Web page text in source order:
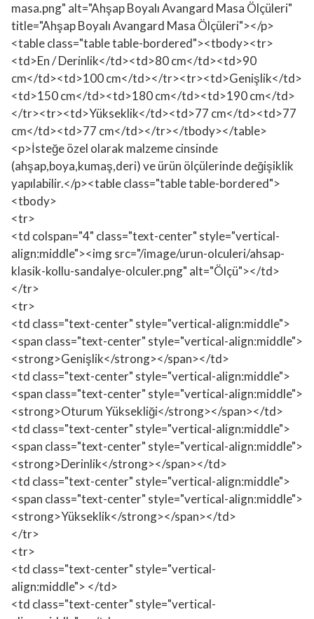
masa.png" alt="Ahşap Boyalı Avangard Masa Ölçüleri"
title="Ahşap Boyalı Avangard Masa Ölçüleri"></p>
<table class="table table-bordered"><tbody><tr>
<td>En / Derinlik</td><td>80 cm</td><td>90
cm</td><td>100 cm</td></tr><tr><td>Genişlik</td>
<td>150 cm</td><td>180 cm</td><td>190 cm</td>
</tr><tr><td>Yükseklik</td><td>77 cm</td><td>77
cm</td><td>77 cm</td></tr></tbody></table>
<p>İsteğe özel olarak malzeme cinsinde
(ahşap,boya,kumaş,deri) ve ürün ölçülerinde değişiklik
yapılabilir.</p><table class="table table-bordered">
<tbody>
<tr>
<td colspan="4" class="text-center" style="vertical-
align:middle"><img src="/image/urun-olculeri/ahsap-
klasik-kollu-sandalye-olculer.png" alt="Ölçü"></td>
</tr>
<tr>
<td class="text-center" style="vertical-align:middle">
<span class="text-center" style="vertical-align:middle">
<strong>Genişlik</strong></span></td>
<td class="text-center" style="vertical-align:middle">
<span class="text-center" style="vertical-align:middle">
<strong>Oturum Yüksekliği</strong></span></td>
<td class="text-center" style="vertical-align:middle">
<span class="text-center" style="vertical-align:middle">
<strong>Derinlik</strong></span></td>
<td class="text-center" style="vertical-align:middle">
<span class="text-center" style="vertical-align:middle">
<strong>Yükseklik</strong></span></td>
</tr>
<tr>
<td class="text-center" style="vertical-
align:middle"> </td>
<td class="text-center" style="vertical-